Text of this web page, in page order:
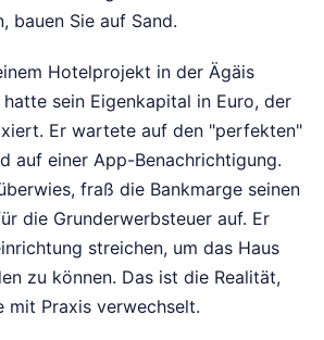
bauen Sie auf Sand.
Hotelprojekt in der Ägäis
sein Eigenkapital in Euro, der
Er wartete auf den "perfekten"
auf einer App-Benachrichtigung.
fraß die Bankmarge seinen
die Grunderwerbsteuer auf. Er
streichen, um das Haus
zu können. Das ist die Realität,
mit Praxis verwechselt.